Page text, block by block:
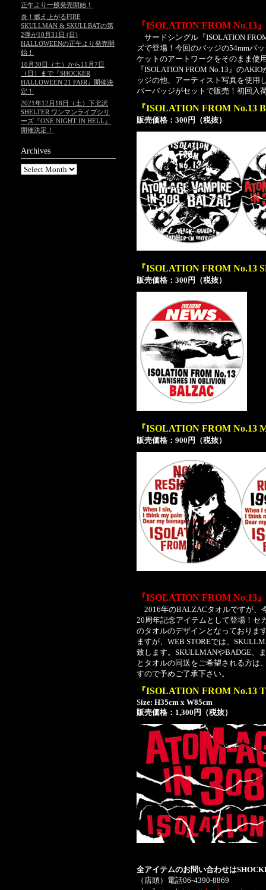
『ISOLATION FROM No.13
サードシングル『ISOLATION
ズで登場！今回のバッジの54mmバ
ケットのアートワークをそのまま使
『ISOLATION FROM No.13』の
ッジの他、アーティスト写真を使用
バーバッジがセットで販売！初回入
『ISOLATION FROM No.13
販売価格：300円（税抜）
『ISOLATION FROM No.13
販売価格：300円（税抜）
『ISOLATION FROM No.13
販売価格：900円（税抜）
『ISOLATION FROM No.13
2016年のBALZACタオルですが、
20周年記念アイテムとして登場！セ
のタオルのデザインとなっておりま
ますが、WEB STOREでは、
致します。SKULLMANやBADGE、
とタオルの同送をご希望される方は
すので予めご了承下さい。
『ISOLATION FROM No.13
Size: H35cm x W85cm
販売価格：1,300円（税抜）
全アイテムのお問い合わせは
（店頭）電話06-4390-8869
正午より一般発売開始！
炎！燃え上がるFIRE
SKULLMAN & SKULLBATの第
2弾が10月31日 (日)
HALLOWEENの正午より発売開
始！
10月30日（土）から11月7日
（日）まで『SHOCKER
HALLOWEEN 21 FAIR』開催決
定！
2021年12月18日（土）下北沢
SHELTER ワンマンライブシリ
ーズ『ONE NIGHT IN HELL』
開催決定！
Archives